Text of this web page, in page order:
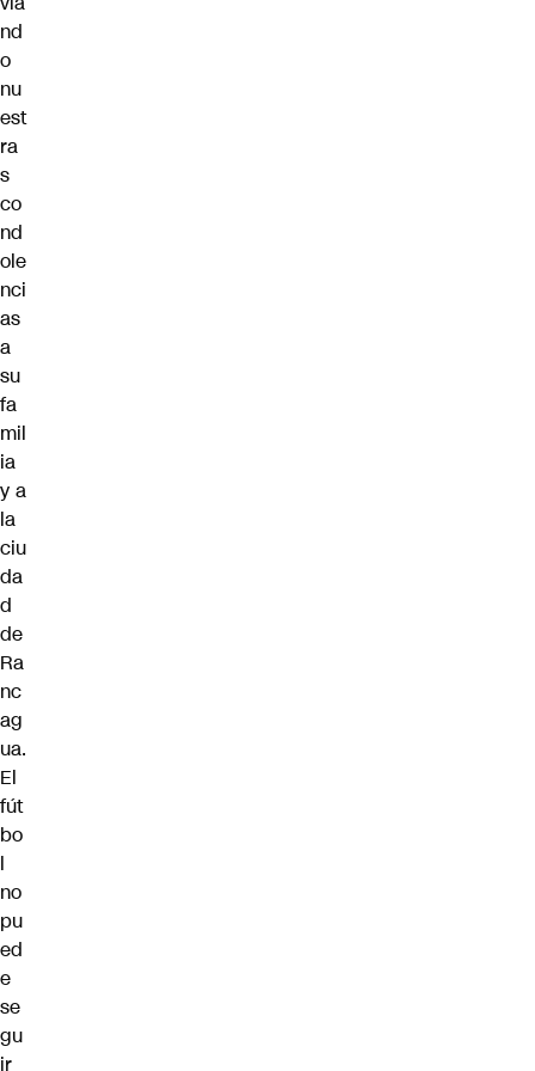
nd
o
nu
est
ra
s
co
nd
ole
nci
as
a
su
fa
mil
ia
y a
la
ciu
da
d
de
Ra
nc
ag
ua.
El
fút
bo
l
no
pu
ed
e
se
gu
ir